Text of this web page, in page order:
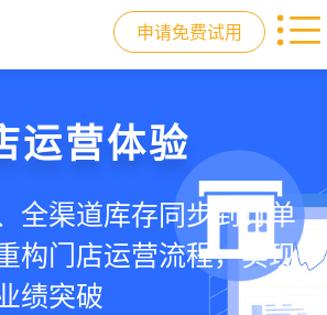
申请免费试用
，就用店易
库存+会员增长+小程序
统解决开店管店及业绩
运营体验
全渠道库存同步到订单
构门店运营流程，实现
绩突破
会员增长
、精准营销到优惠券互
流量沉淀和会员复购，
营销效果
生意边界
城、线上引流到线下售
销售渠道，拓展生意边
体验